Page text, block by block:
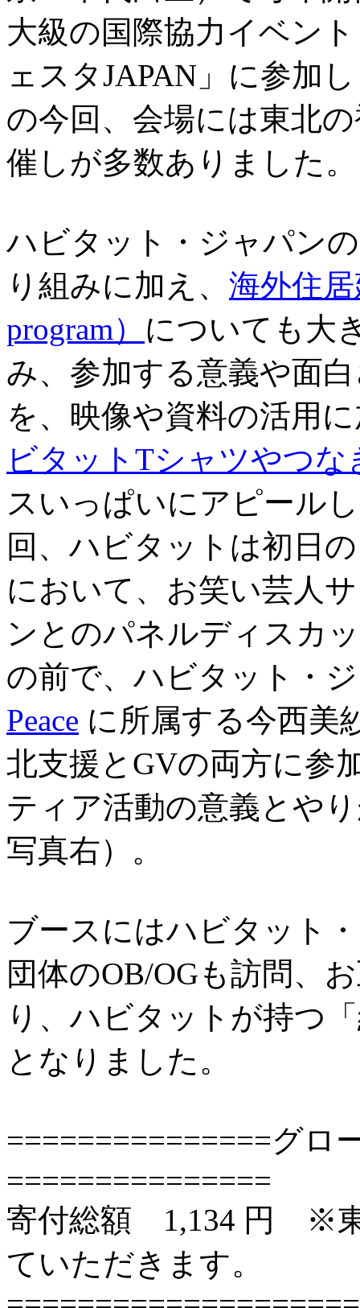
大級の国際協力イベン
ェスタJAPAN」に参加
の今回、会場には東北
催しが多数ありました。
ハビタット・ジャパン
り組みに加え、 海外住
program） についても大
み、参加する意義や面
を、映像や資料の活用
ビタットTシャツやつな
スいっぱいにアピール
回、ハビタットは初日
において、お笑い芸人
ンとのパネルディスカ
の前で、ハビタット・
Peace に所属する今西美
北支援とGVの両方に参
ティア活動の意義とや
写真右）。
ブースにはハビタット
団体のOB/OGも訪問、
り、ハビタットが持つ
となりました。
===============グロ
===============
寄付総額 1,134 円 ※東
ていただきます。